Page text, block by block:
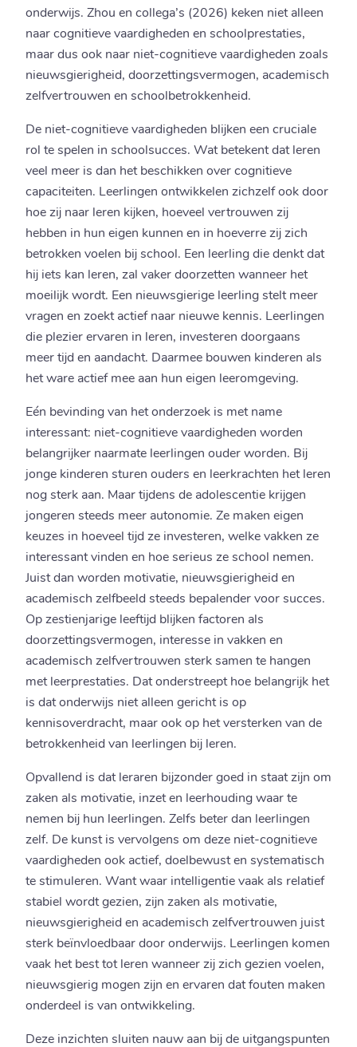
onderwijs. Zhou en collega’s (2026) keken niet alleen
naar cognitieve vaardigheden en schoolprestaties,
maar dus ook naar niet-cognitieve vaardigheden zoals
nieuwsgierigheid, doorzettingsvermogen, academisch
zelfvertrouwen en schoolbetrokkenheid.
De niet-cognitieve vaardigheden blijken een cruciale
rol te spelen in schoolsucces. Wat betekent dat leren
veel meer is dan het beschikken over cognitieve
capaciteiten. Leerlingen ontwikkelen zichzelf ook door
hoe zij naar leren kijken, hoeveel vertrouwen zij
hebben in hun eigen kunnen en in hoeverre zij zich
betrokken voelen bij school. Een leerling die denkt dat
hij iets kan leren, zal vaker doorzetten wanneer het
moeilijk wordt. Een nieuwsgierige leerling stelt meer
vragen en zoekt actief naar nieuwe kennis. Leerlingen
die plezier ervaren in leren, investeren doorgaans
meer tijd en aandacht. Daarmee bouwen kinderen als
het ware actief mee aan hun eigen leeromgeving.
Eén bevinding van het onderzoek is met name
interessant: niet-cognitieve vaardigheden worden
belangrijker naarmate leerlingen ouder worden. Bij
jonge kinderen sturen ouders en leerkrachten het leren
nog sterk aan. Maar tijdens de adolescentie krijgen
jongeren steeds meer autonomie. Ze maken eigen
keuzes in hoeveel tijd ze investeren, welke vakken ze
interessant vinden en hoe serieus ze school nemen.
Juist dan worden motivatie, nieuwsgierigheid en
academisch zelfbeeld steeds bepalender voor succes.
Op zestienjarige leeftijd blijken factoren als
doorzettingsvermogen, interesse in vakken en
academisch zelfvertrouwen sterk samen te hangen
met leerprestaties. Dat onderstreept hoe belangrijk het
is dat onderwijs niet alleen gericht is op
kennisoverdracht, maar ook op het versterken van de
betrokkenheid van leerlingen bij leren.
Opvallend is dat leraren bijzonder goed in staat zijn om
zaken als motivatie, inzet en leerhouding waar te
nemen bij hun leerlingen. Zelfs beter dan leerlingen
zelf. De kunst is vervolgens om deze niet-cognitieve
vaardigheden ook actief, doelbewust en systematisch
te stimuleren. Want waar intelligentie vaak als relatief
stabiel wordt gezien, zijn zaken als motivatie,
nieuwsgierigheid en academisch zelfvertrouwen juist
sterk beïnvloedbaar door onderwijs. Leerlingen komen
vaak het best tot leren wanneer zij zich gezien voelen,
nieuwsgierig mogen zijn en ervaren dat fouten maken
onderdeel is van ontwikkeling.
Deze inzichten sluiten nauw aan bij de uitgangspunten